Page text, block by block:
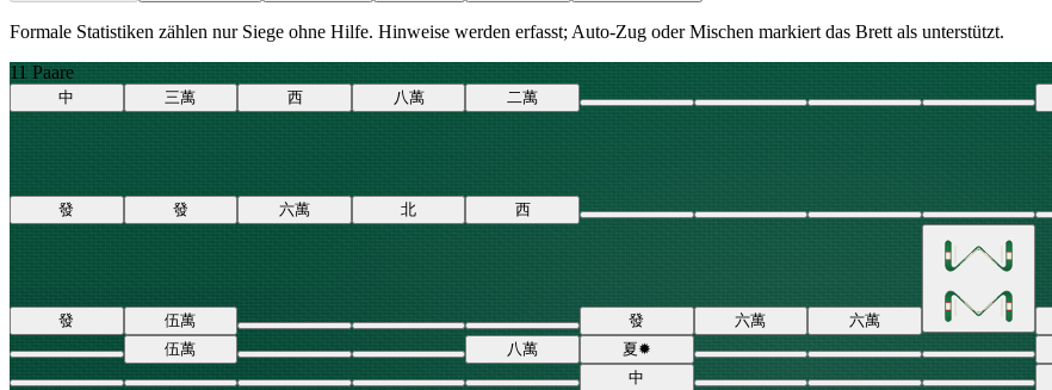
Formale Statistiken zählen nur Siege ohne Hilfe. Hinweise werden erfasst; Auto-Zug oder Mischen markiert das Brett als unterstützt.
11 Paare
中 三萬 西 八萬 二萬
發 發 六萬 北 西
發 伍萬 發 六萬 六萬
伍萬 八萬 夏✹
中